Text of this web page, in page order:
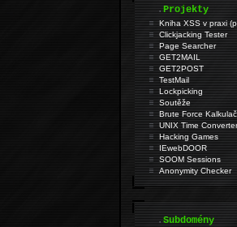
.Projekty
Kniha XSS v praxi
Clickjacking Tester
Page Searcher
GET2MAIL
GET2POST
TestMail
Lockpicking
Soutěže
Brute Force
UNIX Time Converter
Hacking Games
IEwebDOOR
SOOM Sessions
Anonymity Checker
.Subdomény